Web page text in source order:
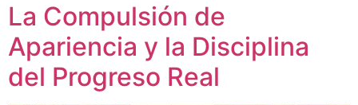
La Compulsión de
Apariencia y la Disciplina
del Progreso Real